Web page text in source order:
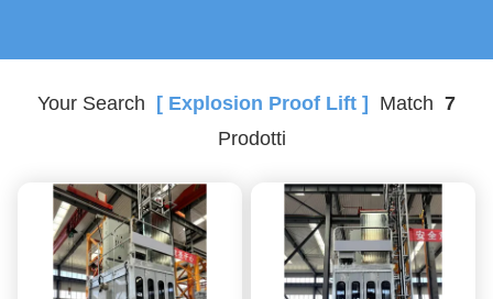
Your Search [ Explosion Proof Lift ] Match 7
Prodotti